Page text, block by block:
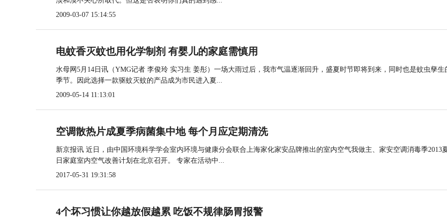
2009-03-07 15:14:55
电蚊香灭蚊也用化学制剂 有婴儿的家庭需慎用
水母网5月14日讯（YMG记者 李俊玲 实习生 姜彤）一场大雨过后，我市气温逐渐回升，盛夏时节即将到来，同时也是蚊虫孳生
季节。因此选择一款驱蚊灭蚊的产品成为市民进入夏...
2009-05-14 11:13:01
空调散热片成夏季病菌集中地 每个月应定期清洗
新京报讯 近日，由中国环境科学学会室内环境与健康分会联合上海家化家安品牌推出的室内空气我做主、家安空调消毒季2013
日家庭室内空气改善计划在北京召开。 专家在活动中...
2017-05-31 19:31:58
4个坏习惯让你越放假越累 吃饭不规律肠胃报警